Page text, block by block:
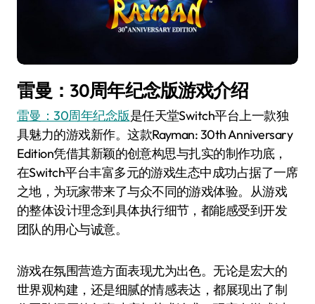
雷曼：30周年纪念版游戏介绍
雷曼：30周年纪念版是任天堂Switch平台上一款独
具魅力的游戏新作。这款Rayman: 30th Anniversary
Edition凭借其新颖的创意构思与扎实的制作功底，
在Switch平台丰富多元的游戏生态中成功占据了一席
之地，为玩家带来了与众不同的游戏体验。从游戏
的整体设计理念到具体执行细节，都能感受到开发
团队的用心与诚意。
游戏在氛围营造方面表现尤为出色。无论是宏大的
世界观构建，还是细腻的情感表达，都展现出了制